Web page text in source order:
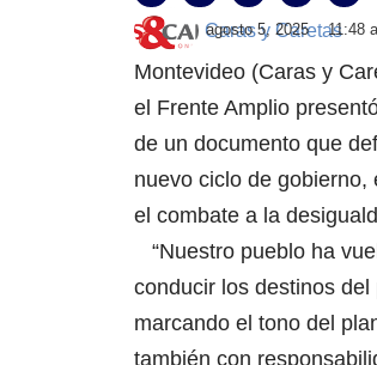
Caras y Caretas
agosto 5, 2025 11:48
Montevideo (Caras y
el Frente Amplio
de un documento que
nuevo ciclo de
el combate a la
“Nuestro pueblo ha
conducir los destinos
marcando el tono del
también con